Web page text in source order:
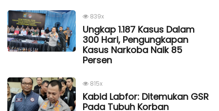
839x
Ungkap 1.187 Kasus Dalam
300 Hari, Pengungkapan
Kasus Narkoba Naik 85
Persen
815x
Kabid Labfor: Ditemukan GSR
Pada Tubuh Korban